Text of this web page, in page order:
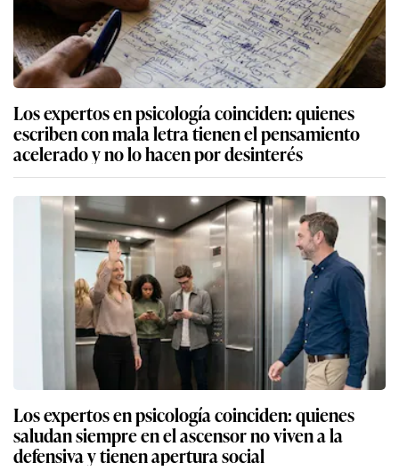
Los expertos en psicología coinciden: quienes
escriben con mala letra tienen el pensamiento
acelerado y no lo hacen por desinterés
Los expertos en psicología coinciden: quienes
saludan siempre en el ascensor no viven a la
defensiva y tienen apertura social